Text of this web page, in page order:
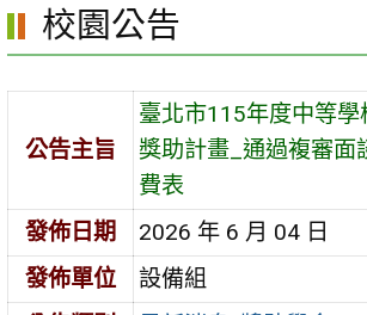
校園公告
公告主旨
臺北市115年度中等
獎助計畫_通過複審面
費表
發佈日期
2026 年 6 月 04 日
發佈單位
設備組